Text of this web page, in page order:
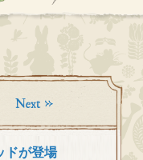
ドが登場